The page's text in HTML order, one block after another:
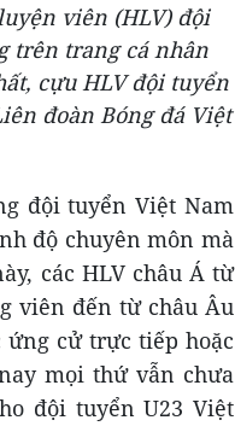
viên (HLV) đội
trên trang cá nhân
cựu HLV đội tuyển
đoàn Bóng đá Việt
đội tuyển Việt Nam
độ chuyên môn mà
các HLV châu Á từ
viên đến từ châu Âu
ứng cử trực tiếp hoặc
mọi thứ vẫn chưa
đội tuyển U23 Việt